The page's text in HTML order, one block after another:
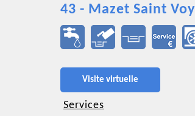
43 - Mazet Saint Voy
Visite virtuelle
Services